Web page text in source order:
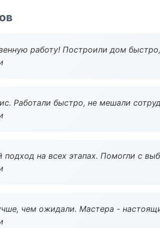
работу! Построили дом
Работали быстро, не мешали
подход на всех этапах. Помогли с
чем ожидали. Мастера -